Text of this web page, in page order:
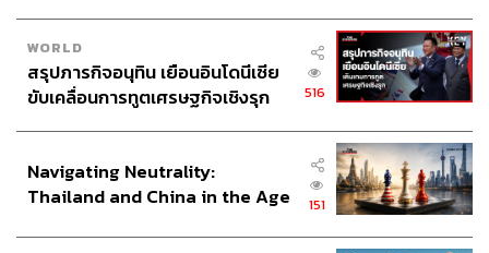
WORLD
สรุปภารกิจอนุทิน เยือนอินโดนีเซีย
ขับเคลื่อนการทูตเศรษฐกิจเชิงรุก
516
Navigating Neutrality:
Thailand and China in the Age
151